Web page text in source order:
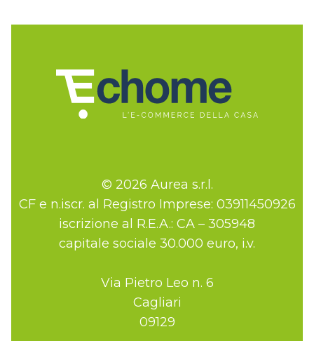
© 2026 Aurea s.r.l.
CF e n.iscr. al Registro Imprese: 03911450926
iscrizione al R.E.A.: CA – 305948
capitale sociale 30.000 euro, i.v.
Via Pietro Leo n. 6
Cagliari
09129